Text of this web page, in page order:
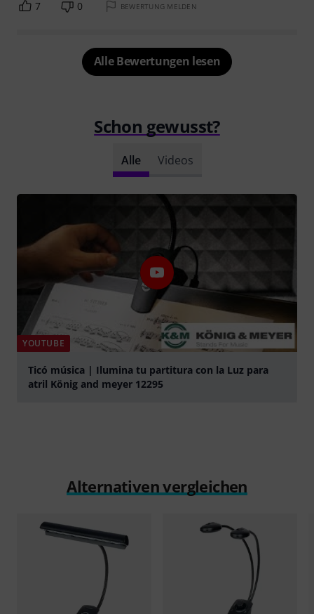
7 0 BEWERTUNG MELDEN
Alle Bewertungen lesen
Schon gewusst?
Alle Videos
YOUTUBE
Ticó música | Ilumina tu partitura con la Luz para
atril König and meyer 12295
Alternativen vergleichen